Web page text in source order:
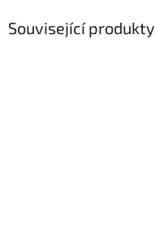
Související produkty